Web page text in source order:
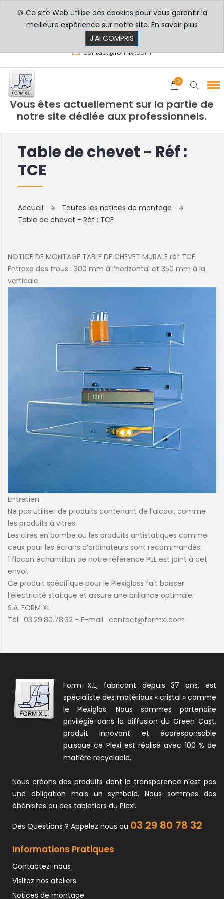
PROFESSIONNELS PARTICULIERS
contact@formxl.com
0
Vous êtes actuellement sur la partie de
notre site dédiée aux professionnels.
Table de chevet - Réf :
TCE
Accueil
Toutes les notices de montage
Table de chevet - Réf : TCE
NOTICE DE MONTAGE TABLE DE CHEVET MURALE réf TCE
Entraxe des trous : 300 mm à l’horizontal et 350 mm à la
verticale.
Entretien :
Ne pas utiliser de produits contenant de l’alcool, comme
les produits à vitres.
Les cires en bombe ou les produits antistatiques comme
ceux pour les écrans d’ordinateurs sont recommandés.
1 flacon échantillon de notre référence PEL est joint à cet
envoi.
Ce produit spécifique pour le Plexiglass fait baisser
l’électricité statique et assure une brillance optimale.
S.A. FORM XL.
Tél : 03.29.80.78.32 - E-mail : contact@formxl.com
Form X.L, fabricant depuis 37 ans, est
spécialiste des matériaux « cristal » comme
le Plexiglas. Nous sommes partenaire
privilégié dans la diffusion du Green Cast,
produit innovant et écoresponsable
puisque ce Plexi est réalisé avec 100 % de
matière recyclable.
Nous créons des produits dont la transparence n’est pas
une obligation mais un symbole. Nous sommes des
ébénistes ou des tabletiers du Plexi.
Des Questions ? Appelez nous au 03 29 80 78 32
Informations Pratiques
Contactez-nous
Visitez nos ateliers
Notices de montage
🍪 Ce site Web utilise des cookies pour vous garantir la
meilleure expérience sur notre site. En savoir plus
J'AI COMPRIS